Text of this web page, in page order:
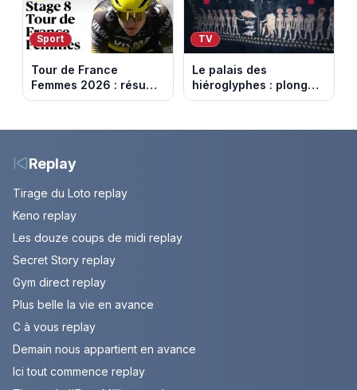
Sport
Tour de France
Femmes 2026 : résumé
vidéo de la 9e étape
TV
Le palais des
hiéroglyphes : plongez
dans la tombe
les archéologues
Replay
Tirage du Loto replay
Keno replay
Les douze coups de midi replay
Secret Story replay
Gym direct replay
Plus belle la vie en avance
C à vous replay
Demain nous appartient en avance
Ici tout commence replay